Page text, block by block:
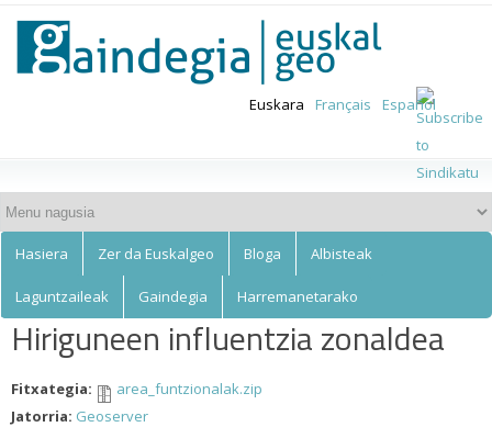
main
content
Euskalgeo
Euskara Français Español
Hasiera Zer da Euskalgeo Bloga Albisteak
Laguntzaileak Gaindegia Harremanetarako
Hiriguneen influentzia zonaldea
Fitxategia:
area_funtzionalak.zip
Jatorria: Geoserver